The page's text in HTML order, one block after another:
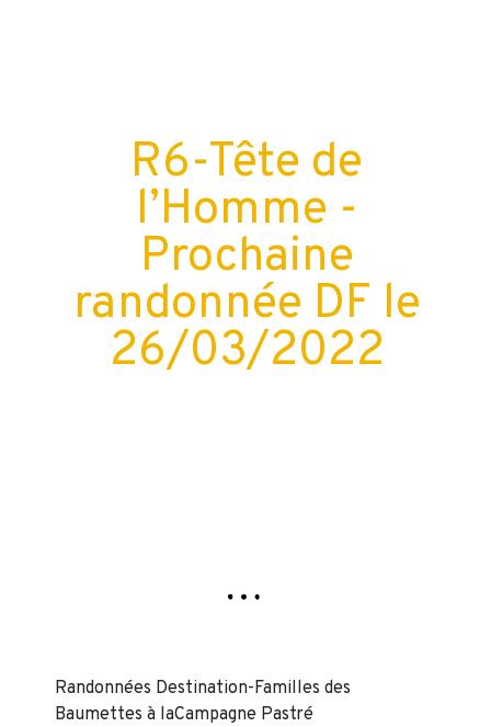
R6-Tête de
l’Homme -
Prochaine
randonnée DF le
26/03/2022
Randonnées Destination-Familles des
Baumettes à laCampagne Pastré